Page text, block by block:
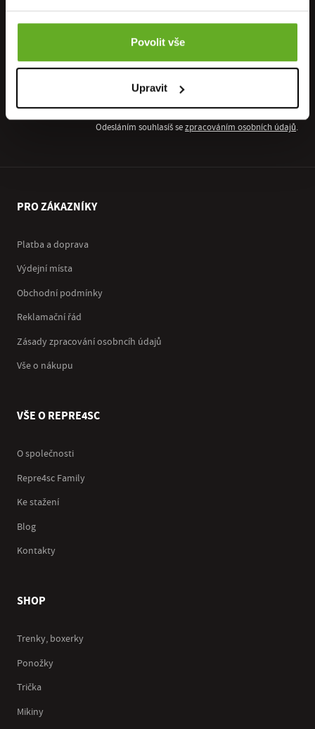
Povolit vše
Upravit
PŘIPOJ SE K NAŠEMU NEWSLETTERU
Neunikne Ti nic z nejnovějších akcí, nabídek, slevových kupónů,
Odesláním souhlasíš sezpracováním osobních údajů.
PRO ZÁKAZNÍKY
Platba a doprava
Výdejní místa
Obchodní podmínky
Reklamační řád
Zásady zpracování osobncíh údajů
Vše o nákupu
VŠE O REPRE4SC
O společnosti
Repre4sc Family
Ke stažení
Blog
Kontakty
SHOP
Trenky, boxerky
Ponožky
Trička
Mikiny